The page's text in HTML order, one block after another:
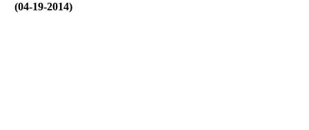
(04-19-2014)